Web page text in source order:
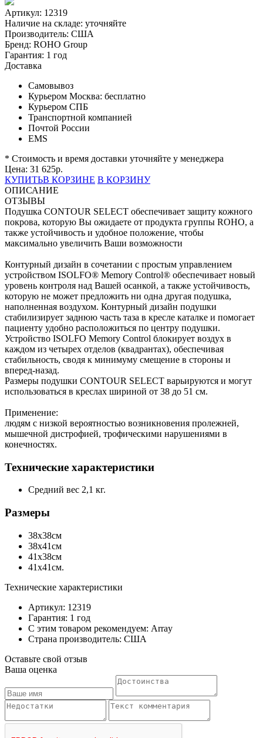
Артикул: 12319
Наличие на складе: уточняйте
Производитель: США
Бренд: ROHO Group
Гарантия: 1 год
Доставка
Самовывоз
Курьером Москва: бесплатно
Курьером СПБ
Транспортной компанией
Почтой России
EMS
* Стоимость и время доставки уточняйте у менеджера
Цена: 31 625р.
КУПИТЬВ КОРЗИНЕ В КОРЗИНУ
ОПИСАНИЕ
ОТЗЫВЫ
Подушка CONTOUR SELECT обеспечивает защиту кожного
покрова, которую Вы ожидаете от продукта группы ROHO, а
также устойчивость и удобное положение, чтобы
максимально увеличить Ваши возможности
Контурный дизайн в сочетании с простым управлением
устройством ISOLFO® Memory Control® обеспечивает новый
уровень контроля над Вашей осанкой, а также устойчивость,
которую не может предложить ни одна другая подушка,
наполненная воздухом. Контурный дизайн подушки
стабилизирует заднюю часть таза в кресле каталке и помогает
пациенту удобно расположиться по центру подушки.
Устройство ISOLFO Memory Control блокирует воздух в
каждом из четырех отделов (квадрантах), обеспечивая
стабильность, сводя к минимуму смещение в стороны и
вперед-назад.
Размеры подушки CONTOUR SELECT варьируются и могут
использоваться в креслах шириной от 38 до 51 см.
Применение:
людям с низкой вероятностью возникновения пролежней,
мышечной дистрофией, трофическими нарушениями в
конечностях.
Технические характеристики
Средний вес 2,1 кг.
Размеры
38х38см
38х41см
41х38см
41х41см.
Технические характеристики
Артикул: 12319
Гарантия: 1 год
С этим товаром рекомендуем: Array
Страна производитель: США
Оставьте свой отзыв
Ваша оценка